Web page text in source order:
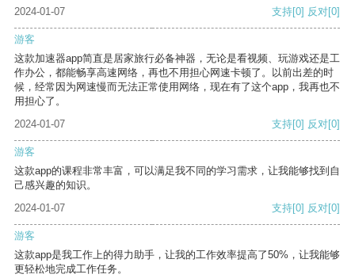
2024-01-07
支持[0] 反对[0]
游客
这款加速器app简直是居家旅行必备神器，无论是看视频、玩游戏还是工
作办公，都能畅享高速网络，再也不用担心网速卡顿了。以前出差的时
候，经常因为网速慢而无法正常使用网络，现在有了这个app，我再也不
用担心了。
2024-01-07
支持[0] 反对[0]
游客
这款app的课程非常丰富，可以满足我不同的学习需求，让我能够找到自
己感兴趣的知识。
2024-01-07
支持[0] 反对[0]
游客
这款app是我工作上的得力助手，让我的工作效率提高了50%，让我能够
更轻松地完成工作任务。